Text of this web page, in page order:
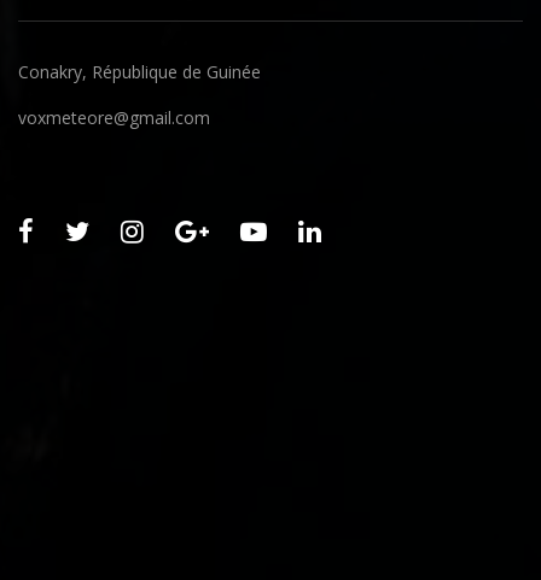
Conakry, République de Guinée
voxmeteore@gmail.com